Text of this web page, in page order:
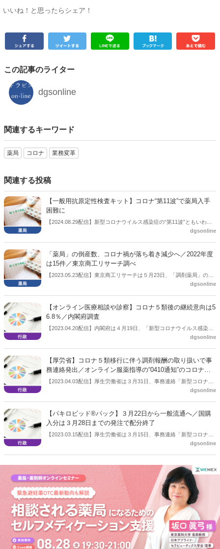
いいね！と思ったらシェア！
この記事のライター
dgsonline
関連するキーワード
薬局 コロナ 業務変革
関連する投稿
【一般用抗原定性検査キット】コロナ“第11波”で薬局入手
困難に
【2024.08.29配信】新型コロナウイルス感染症の“第11波”ともいわれ
る感染拡大で、一般用抗原定性検査キットが不足している。日本薬剤
dgsonline
「薬局」の倒産数、コロナ禍が落ち着き減少へ／2022年度
は15件／東京商工リサーチ調べ
【2023.05.23配信】東京商工リサーチは５月23日、「調剤薬局」の倒
産件数の調査結果を公表した。コロナ禍で過去最多となる23件を記録
ンライン化で淘汰が加速も」と分析している。
dgsonline
【オンライン医療相談や診察】コロナ５類後の継続意向は5
6.8％／内閣府調査
【2023.04.20配信】内閣府は４月19日、「新型コロナウイルス感染症
の影響下における生活意識・行動の変化に関する調査」を公表した。
は「オンライン医療相談や診察」のコロナ５類後の継続意向は56.8％
だった。
dgsonline
【厚労省】コロナ５類移行に伴う調剤報酬の取り扱いで事
務連絡発出／オンライン服薬指導の“0410通知”のコロナ特
例は令和５年７月31日で終了
【2023.04.03配信】厚生労働省は３月31日、事務連絡「新型コロナウ
イルス感染症の感染症法上の位置づけの変更に伴う新型コロナウイル
調剤報酬関連では、コロナ患者への調剤に関わるものでは「在宅患者
緊急訪問薬剤管理指導料１」（500 点）を継続するほか、店頭でのコ
ロナ薬調剤では「服薬管理指導料」について2倍とする内容を記載。
また高齢者施設においても「在宅患者緊急訪問薬剤管理指導料１」が
算定できる内容。加えて、オンライン服薬指導については、いわゆ
る“0410通知”の特例を令和５年７月 31 日をもって終了するとした。
dgsonline
【パキロビッド®パック】３月22日から一般流通へ／国購
入分は３月28日までの発注で配分終了
【2023.03.15配信】厚生労働省は３月15日、事務連絡「新型コロナウ
イルス感染症における経口抗ウイルス薬（パキロビッド®パック）の
３月22日から一般流通が開始されることに伴い、国購入分の配分は３
月28日15時までの発注をもって終了とするとしている。
dgsonline